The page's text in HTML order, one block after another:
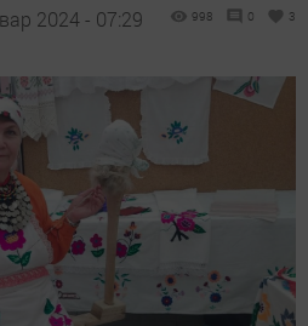
2024 - 07:29 998 0 3